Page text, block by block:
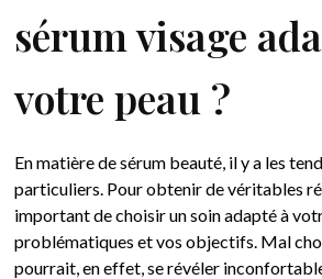
sérum visage
votre peau ?
En matière de sérum beauté, il y a les
particuliers. Pour obtenir de véritables
important de choisir un soin adapté à
problématiques et vos objectifs. Mal
pourrait, en effet, se révéler